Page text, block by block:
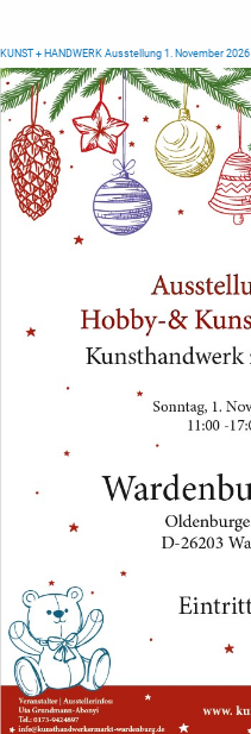
KUNST + HANDWERK Ausstellung 1. November 2026